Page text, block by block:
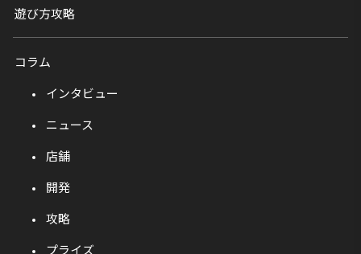
遊び方攻略
コラム
インタビュー
ニュース
店舗
開発
攻略
プライズ